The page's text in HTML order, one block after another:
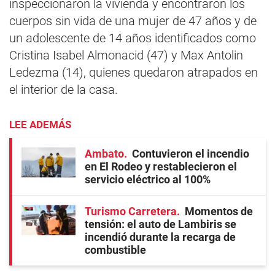
inspeccionaron la vivienda y encontraron los
cuerpos sin vida de una mujer de 47 años y de
un adolescente de 14 años identificados como
Cristina Isabel Almonacid (47) y Max Antolin
Ledezma (14), quienes quedaron atrapados en
el interior de la casa.
LEE ADEMÁS
Ambato
Contuvieron el incendio
en El Rodeo y restablecieron el
servicio eléctrico al 100%
Turismo Carretera
Momentos de
tensión: el auto de Lambiris se
incendió durante la recarga de
combustible